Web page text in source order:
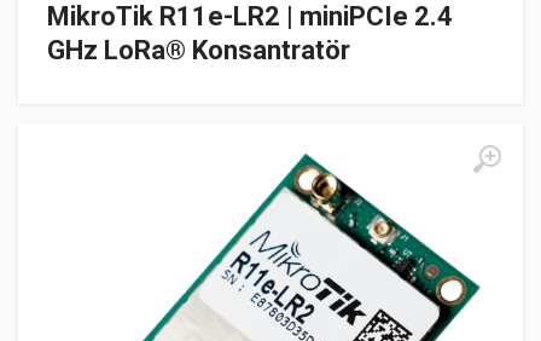
MikroTik R11e-LR2 | miniPCIe 2.4
GHz LoRa® Konsantratör